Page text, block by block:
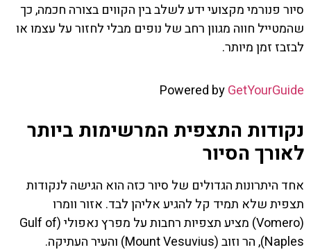
סיור פנורמי מקצועי ידע לשלב בין הקווים בצורה חכמה, כך
שהמטייל חווה מגוון רחב של נופים מבלי לחזור על עצמו או
לבזבז זמן מיותר.
Powered byGetYourGuide
נקודות התצפית המרשימות ביותר
לאורך הסיור
אחד היתרונות הגדולים של סיור כזה הוא הגישה לנקודות
תצפית שלא תמיד קל להגיע אליהן לבד. אזור וומרו
(Vomero) מציע תצפיות רחבות על מפרץ נאפולי (Gulf of
Naples), הר וזוב (Mount Vesuvius) והעיר העתיקה.